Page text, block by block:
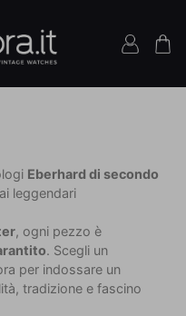
Eberhard di secondo
leggendari
, ogni pezzo è
. Scegli un
per indossare un
tradizione e fascino